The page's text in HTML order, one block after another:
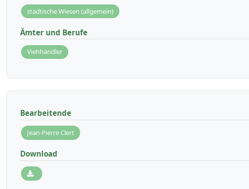
städtische Wiesen (allgemein)
Ämter und Berufe
Viehhändler
Bearbeitende
Jean-Pierre Clert
Download